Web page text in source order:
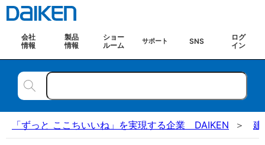
会社
情報
製品
情報
ショー
ルーム
サポート SNS
ログ
イン
「ずっと ここちいいね」を実現する企業 DAIKEN 建